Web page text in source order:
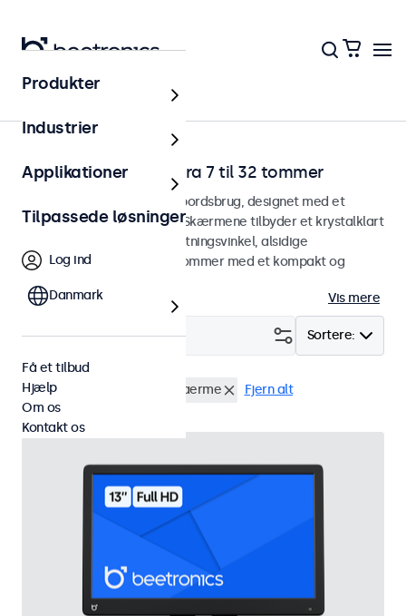
Hjem
Skrivebordsskærme fra 7 til 32 tommer
Skærme designet til skrivebordsbrug, designet med et
robust og justerbart stativ. Skærmene tilbyder et krystalklart
billede med en bred betragtningsvinkel, alsidige
tilslutningsmuligheder og kommer med et kompakt og
Vis mere
Sortere:
Filter (2)
Skrivebord 13 tommer skaerme Fjern alt
Produkter
Industrier
Applikationer
Tilpassede løsninger
Log ind
Danmark
Få et tilbud
Hjælp
Om os
Kontakt os